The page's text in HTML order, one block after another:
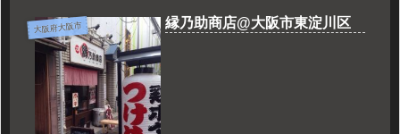
大阪府大阪市 縁乃助商店@大阪市東淀川区